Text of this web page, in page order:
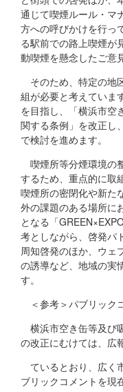
通じて喫煙ルール・マ
方への呼びかけを行っ
る駅前での路上喫煙が
動喫煙を懸念したご意
そのため、特定の地
組が必要と考えていま
を目指し、「横浜市空
関する条例」を改正し
で検討を進めます。
喫煙所等分煙環境の
するため、重点的に取
喫煙所の密閉化や新た
外の課題のある場所に
となる「
考としながら、啓発パ
周知啓発のほか、ウェ
の誘導など、地域の実
す。
＜参考＞パブリック
横浜市空き缶等及び
の改正にむけては、広
ているとおり、広く
ブリックコメントを現